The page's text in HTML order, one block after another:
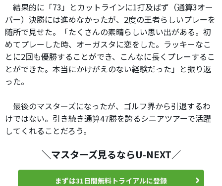
結果的に「73」とカットラインに1打及ばず（通算3オー
バー）決勝には進めなかったが、2度の王者らしいプレーを
随所で見せた。「たくさんの素晴らしい思い出がある。初
めてプレーした時、オーガスタに恋をした。ラッキーなこ
とに2回も優勝することができ、こんなに長くプレーするこ
とができた。本当にかけがえのない経験だった」と振り返
った。
最後のマスターズになったが、ゴルフ界から引退するわ
けではない。引き続き通算47勝を誇るシニアツアーで活躍
してくれることだろう。
＼マスターズ見るならU-NEXT／
まずは31日間無料トライアルに登録